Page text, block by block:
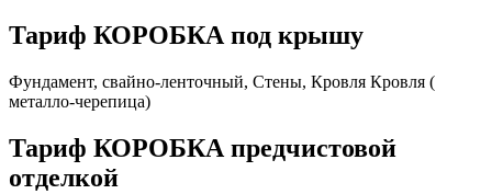
Тариф КОРОБКА под крышу
Фундамент, свайно-ленточный, Стены, Кровля Кровля (
металло-черепица)
Тариф КОРОБКА предчистовой
отделкой